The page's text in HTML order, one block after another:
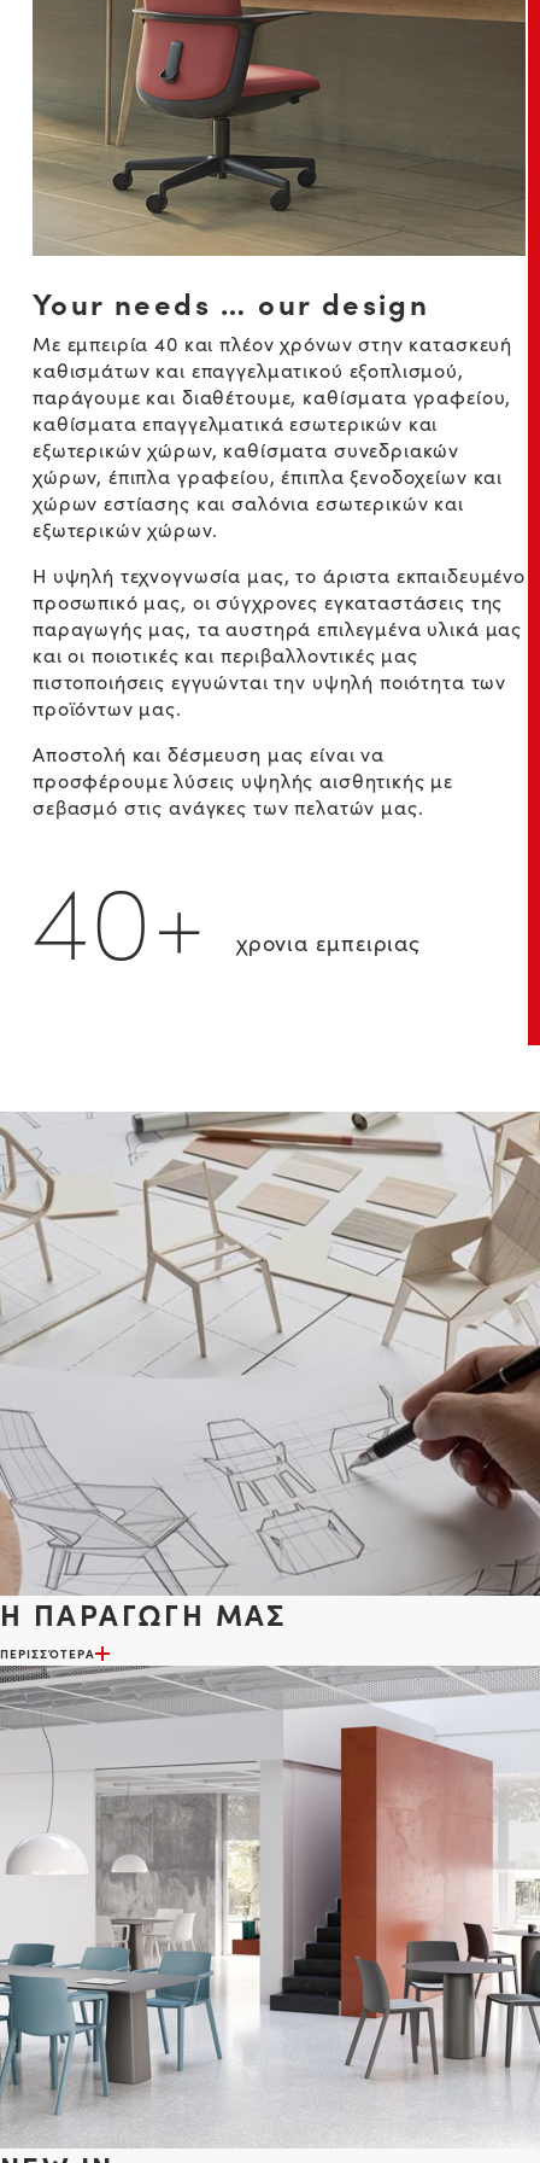
Your needs … our design
Με εμπειρία 40 και πλέον χρόνων στην κατασκευή
καθισμάτων και επαγγελματικού εξοπλισμού,
παράγουμε και διαθέτουμε, καθίσματα γραφείου,
καθίσματα επαγγελματικά εσωτερικών και
εξωτερικών χώρων, καθίσματα συνεδριακών
χώρων, έπιπλα γραφείου, έπιπλα ξενοδοχείων και
χώρων εστίασης και σαλόνια εσωτερικών και
εξωτερικών χώρων.
Η υψηλή τεχνογνωσία μας, το άριστα εκπαιδευμένο
προσωπικό μας, οι σύγχρονες εγκαταστάσεις της
παραγωγής μας, τα αυστηρά επιλεγμένα υλικά μας
και οι ποιοτικές και περιβαλλοντικές μας
πιστοποιήσεις εγγυώνται την υψηλή ποιότητα των
προϊόντων μας.
Αποστολή και δέσμευση μας είναι να
προσφέρουμε λύσεις υψηλής αισθητικής με
σεβασμό στις ανάγκες των πελατών μας.
40+ χρονια εμπειριας
Η ΠΑΡΑΓΩΓΗ ΜΑΣ
ΠΕΡΙΣΣΌΤΕΡΑ